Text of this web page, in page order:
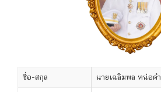
ชื่อ-สกุล นายเฉลิมพล หน่อคำ